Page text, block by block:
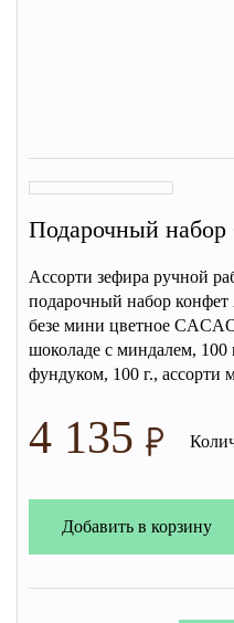
Подарочный
Ассорти зефира ручной
подарочный набор
безе мини цветное
шоколаде с миндалем, 100
фундуком, 100 г., ассорти
4 135
Добавить в корзину